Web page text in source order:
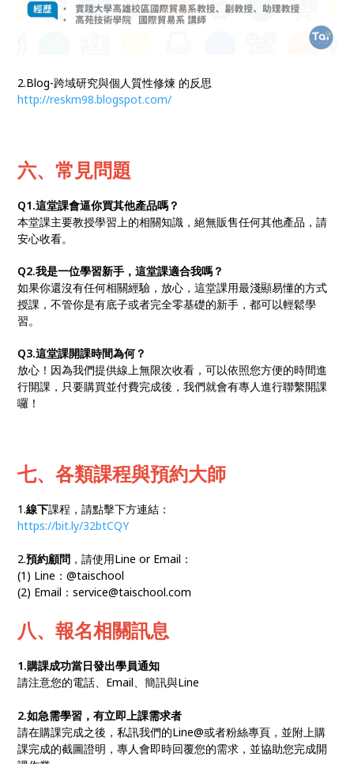
2.Blog-跨域研究與個人質性修煉 的反思
http://reskm98.blogspot.com/
六、常見問題
Q1.這堂課會逼你買其他產品嗎？
本堂課主要教授學習上的相關知識，絕無販售任何其他產品，請
安心收看。
Q2.我是一位學習新手，這堂課適合我嗎？
如果你還沒有任何相關經驗，放心，這堂課用最淺顯易懂的方式
授課，不管你是有底子或者完全零基礎的新手，都可以輕鬆學
習。
Q3.這堂課開課時間為何？
放心！因為我們提供線上無限次收看，可以依照您方便的時間進
行開課，只要購買並付費完成後，我們就會有專人進行聯繫開課
囉！
七、各類課程與預約大師
1.線下課程，請點擊下方連結：
https://bit.ly/32btCQY
2.預約顧問 ，請使用Line or Email：
(1) Line：@taischool
(2) Email：service@taischool.com
八、報名相關訊息
1.購課成功當日發出學員通知
請注意您的電話、Email、簡訊與Line
2.如急需學習，有立即上課需求者
請在購課完成之後，私訊我們的Line@或者粉絲專頁，並附上購
課完成的截圖證明，專人會即時回覆您的需求，並協助您完成開